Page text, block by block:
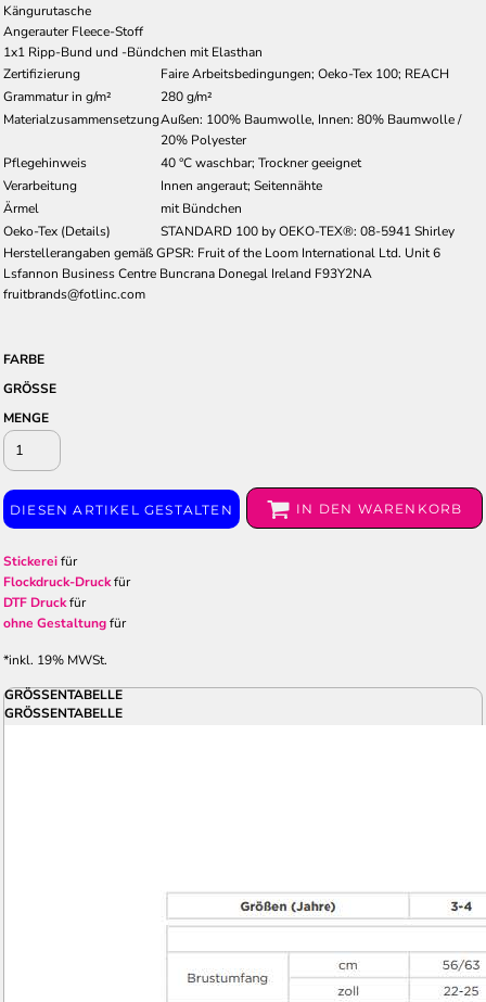
Kängurutasche
Angerauter Fleece-Stoff
1x1 Ripp-Bund und -Bündchen mit Elasthan
Zertifizierung
Faire Arbeitsbedingungen; Oeko-Tex 100; REACH
Grammatur in g/m²
280 g/m²
MaterialzusammensetzungAußen: 100% Baumwolle, Innen: 80% Baumwolle /
20% Polyester
Pflegehinweis
40 °C waschbar; Trockner geeignet
Verarbeitung
Innen angeraut; Seitennähte
Ärmel
mit Bündchen
Oeko-Tex (Details)
STANDARD 100 by OEKO-TEX®: 08-5941 Shirley
Herstellerangaben gemäß GPSR: Fruit of the Loom International Ltd. Unit 6
Lsfannon Business Centre Buncrana Donegal Ireland F93Y2NA
fruitbrands@fotlinc.com
FARBE
GRÖSSE
MENGE
DIESEN ARTIKEL GESTALTEN IN DEN WARENKORB
Stickereifür
Flockdruck-Druckfür
DTF Druckfür
ohne Gestaltungfür
*inkl. 19% MWSt.
GRÖSSENTABELLE
GRÖSSENTABELLE